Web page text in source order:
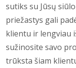
sutiks su Jūsų
priežastys gali
klientu ir lengviau
sužinosite savo
trūksta šiam